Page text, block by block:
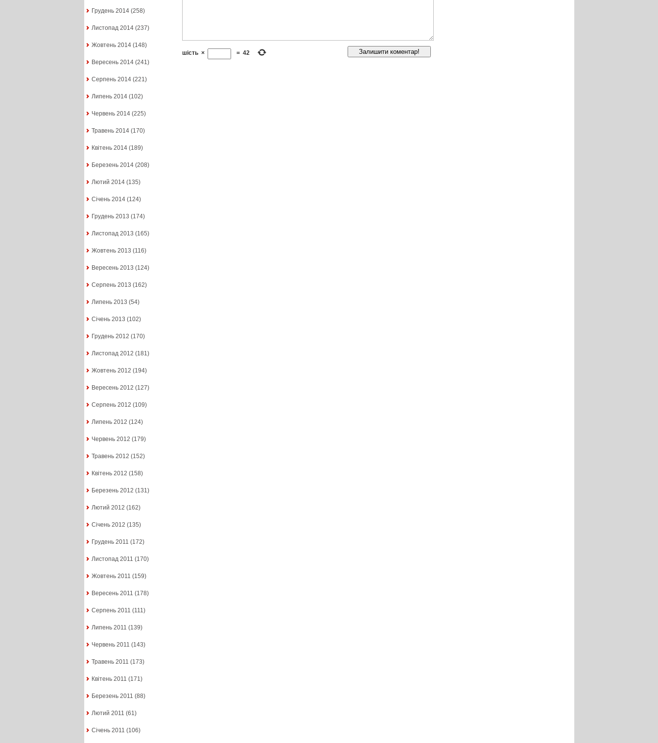
Грудень 2014(258)
Листопад 2014(237)
Жовтень 2014(148)
Вересень 2014(241)
Серпень 2014(221)
Липень 2014(102)
Червень 2014(225)
Травень 2014(170)
Квітень 2014(189)
Березень 2014(208)
Лютий 2014(135)
Січень 2014(124)
Грудень 2013 (174)
Листопад 2013 (165)
Жовтень 2013 (116)
Вересень 2013 (124)
Серпень 2013 (162)
Липень 2013 (54)
Січень 2013 (102)
Грудень 2012 (170)
Листопад 2012 (181)
Жовтень 2012 (194)
Вересень 2012 (127)
Серпень 2012 (109)
Липень 2012 (124)
Червень 2012 (179)
Травень 2012 (152)
Квітень 2012 (158)
Березень 2012 (131)
Лютий 2012 (162)
Січень 2012 (135)
Грудень 2011 (172)
Листопад 2011 (170)
Жовтень 2011 (159)
Вересень 2011 (178)
Серпень 2011 (111)
Липень 2011 (139)
Червень 2011 (143)
Травень 2011 (173)
Квітень 2011 (171)
Березень 2011 (88)
Лютий 2011 (61)
Січень 2011 (106)
шість × = 42